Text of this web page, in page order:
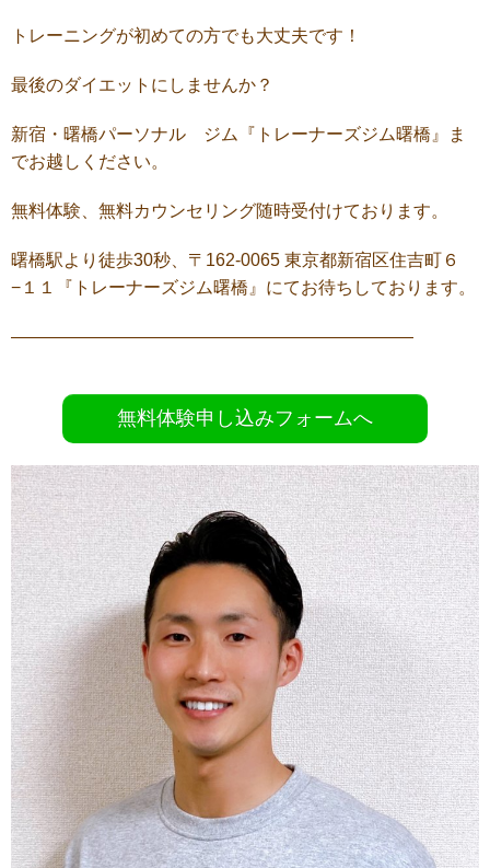
トレーニングが初めての方でも大丈夫です！
最後のダイエットにしませんか？
新宿・曙橋パーソナル ジム『トレーナーズジム曙橋』ま
でお越しください。
無料体験、無料カウンセリング随時受付けております。
曙橋駅より徒歩30秒、〒162-0065 東京都新宿区住吉町６
−１１『トレーナーズジム曙橋』にてお待ちしております。
———————————————————————
無料体験申し込みフォームへ